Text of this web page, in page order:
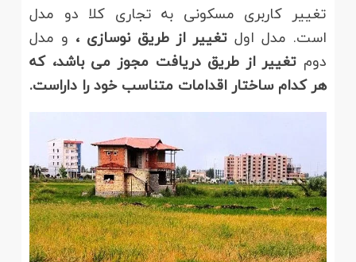
تغییر کاربری مسکونی به تجاری کلا دو مدل
است. مدل اول تغییر از طریق نوسازی ، و مدل
دوم تغییر از طریق دریافت مجوز می باشد، که
هر کدام ساختار اقدامات متناسب خود را داراست.